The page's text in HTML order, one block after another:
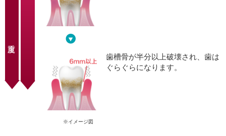
※イメージ図
歯槽骨が半分以上破壊され、歯は
ぐらぐらになります。